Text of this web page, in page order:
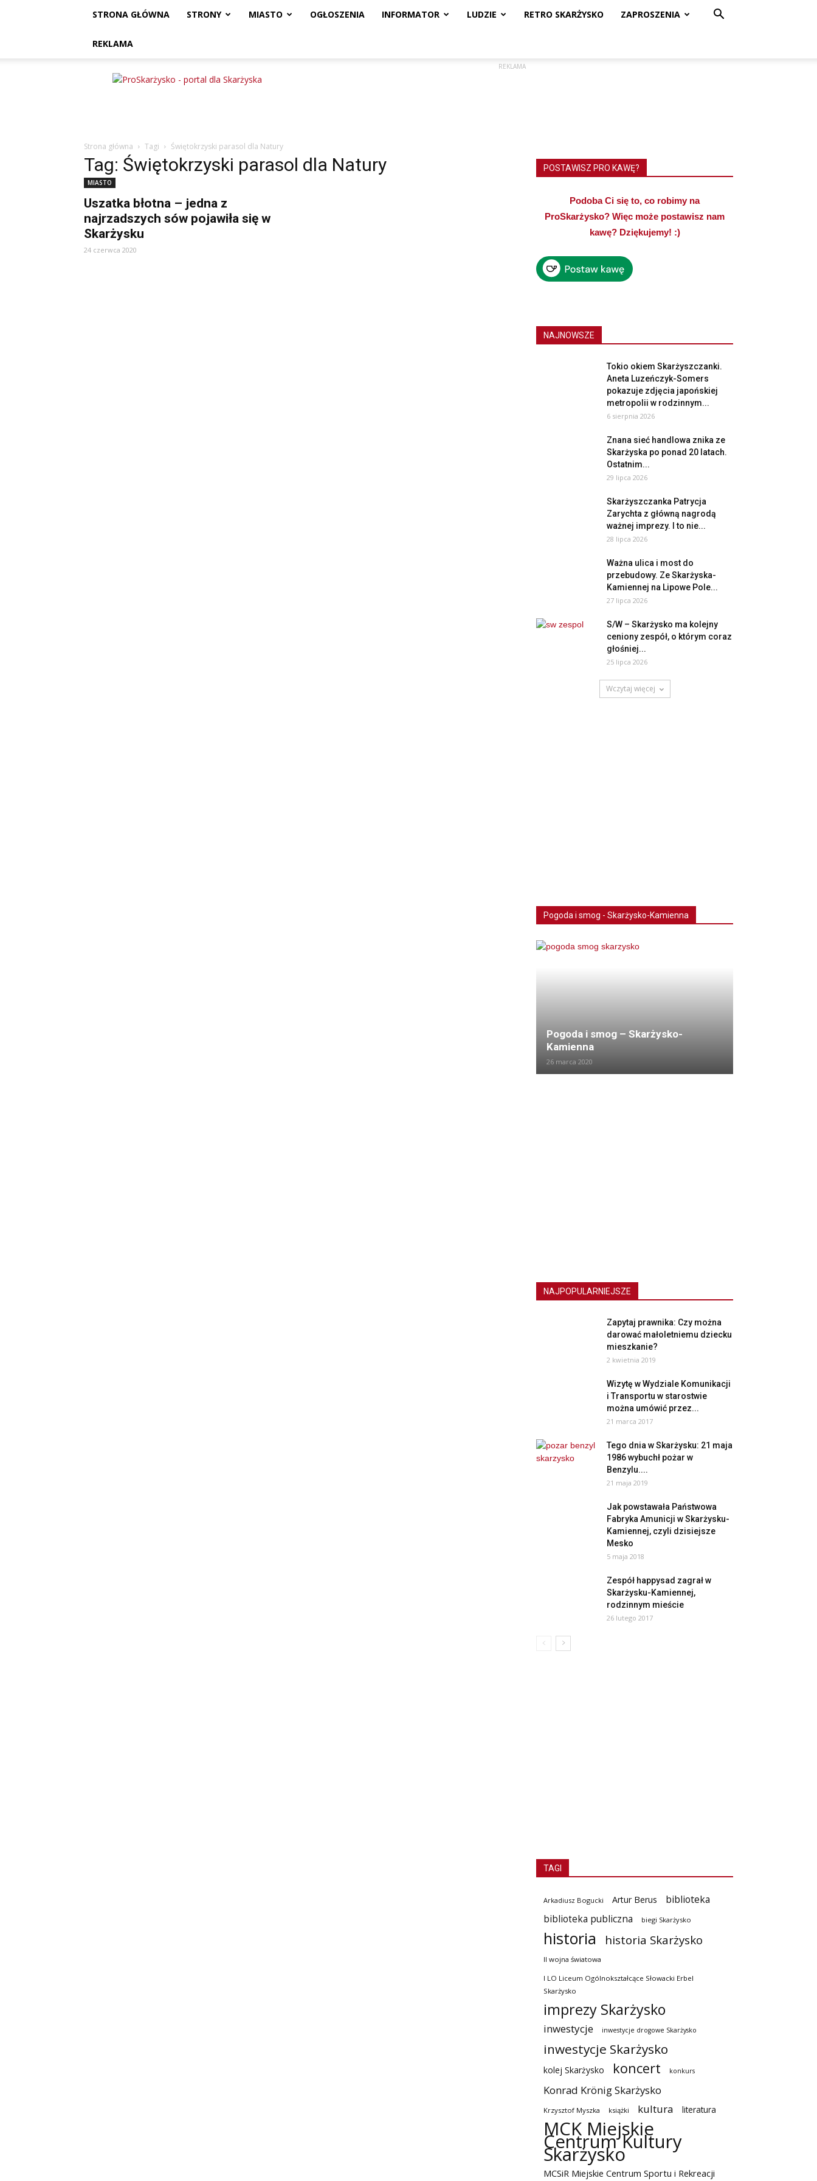
STRONA GŁÓWNA STRONY MIASTO OGŁOSZENIA INFORMATOR LUDZIE RETRO SKARŻYSKO ZAPROSZENIA
REKLAMA
ProSkarżysko
REKLAMA
Strona główna Tagi Świętokrzyski parasol dla Natury
Tag: Świętokrzyski parasol dla Natury
MIASTO
Uszatka błotna – jedna z
najrzadszych sów pojawiła się w
Skarżysku
24 czerwca 2020
POSTAWISZ PRO KAWĘ?
Podoba Ci się to, co robimy na
ProSkarżysko? Więc może postawisz nam
kawę? Dziękujemy! :)
NAJNOWSZE
Tokio okiem Skarżyszczanki.
Aneta Luzeńczyk-Somers
pokazuje zdjęcia japońskiej
metropolii w rodzinnym...
6 sierpnia 2026
Znana sieć handlowa znika ze
Skarżyska po ponad 20 latach.
Ostatnim...
29 lipca 2026
Skarżyszczanka Patrycja
Zarychta z główną nagrodą
ważnej imprezy. I to nie...
28 lipca 2026
Ważna ulica i most do
przebudowy. Ze Skarżyska-
Kamiennej na Lipowe Pole...
27 lipca 2026
S/W – Skarżysko ma kolejny
ceniony zespół, o którym coraz
głośniej...
25 lipca 2026
Wczytaj więcej
Pogoda i smog - Skarżysko-Kamienna
Pogoda i smog – Skarżysko-
Kamienna
26 marca 2020
NAJPOPULARNIEJSZE
Zapytaj prawnika: Czy można
darować małoletniemu dziecku
mieszkanie?
2 kwietnia 2019
Wizytę w Wydziale Komunikacji
i Transportu w starostwie
można umówić przez...
21 marca 2017
Tego dnia w Skarżysku: 21 maja
1986 wybuchł pożar w
Benzylu....
21 maja 2019
Jak powstawała Państwowa
Fabryka Amunicji w Skarżysku-
Kamiennej, czyli dzisiejsze
Mesko
5 maja 2018
Zespół happysad zagrał w
Skarżysku-Kamiennej,
rodzinnym mieście
26 lutego 2017
TAGI
Arkadiusz Bogucki Artur Berus
biblioteka
biblioteka publiczna
biegi Skarżysko
historia historia Skarżysko
II wojna światowa
I LO Liceum Ogólnokształcące Słowacki Erbel
Skarżysko
imprezy Skarżysko
inwestycje inwestycje drogowe Skarżysko
inwestycje Skarżysko
kolej Skarżysko koncert konkurs
Konrad Krönig Skarżysko
Krzysztof Myszka książki kultura literatura
MCK Miejskie
Centrum Kultury
Skarżysko
MCSiR Miejskie Centrum Sportu i Rekreacji